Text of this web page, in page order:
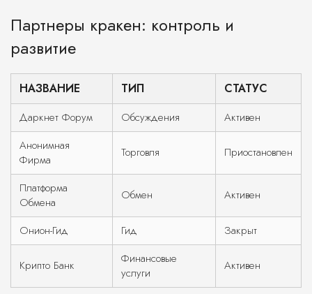
Партнеры кракен: контроль и
развитие
НАЗВАНИЕ ТИП СТАТУС
Даркнет Форум Обсуждения
Активен
Анонимная
Фирма
Торговля Приостановлен
Платформа
Обмена
Обмен Активен
Онион-Гид Гид Закрыт
Крипто Банк
Финансовые
услуги
Активен